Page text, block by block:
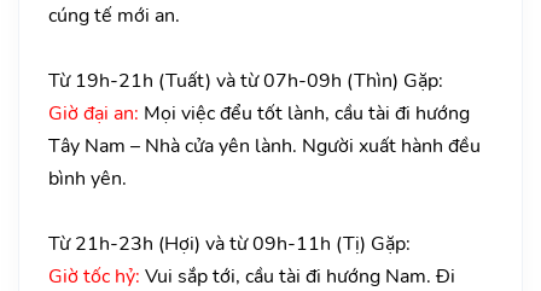
cúng tế mới an.
Từ 19h-21h (Tuất) và từ 07h-09h (Thìn) Gặp:
Giờ đại an: Mọi việc đểu tốt lành, cầu tài đi hướng
Tây Nam – Nhà cửa yên lành. Người xuất hành đều
bình yên.
Từ 21h-23h (Hợi) và từ 09h-11h (Tị) Gặp:
Giờ tốc hỷ: Vui sắp tới, cầu tài đi hướng Nam. Đi